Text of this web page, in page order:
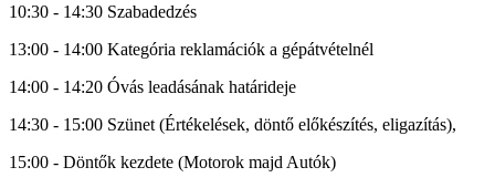
10:30 - 14:30 Szabadedzés
13:00 - 14:00 Kategória reklamációk a gépátvételnél
14:00 - 14:20 Óvás leadásának határideje
14:30 - 15:00 Szünet (Értékelések, döntő előkészítés, eligazítás),
15:00 - Döntők kezdete (Motorok majd Autók)